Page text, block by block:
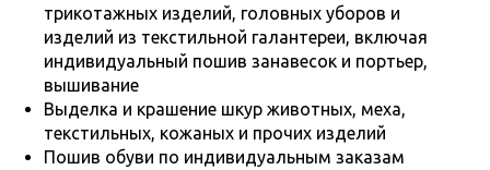
трикотажных изделий, головных уборов и
изделий из текстильной галантереи, включая
индивидуальный пошив занавесок и портьер,
вышивание
Выделка и крашение шкур животных, меха,
текстильных, кожаных и прочих изделий
Пошив обуви по индивидуальным заказам